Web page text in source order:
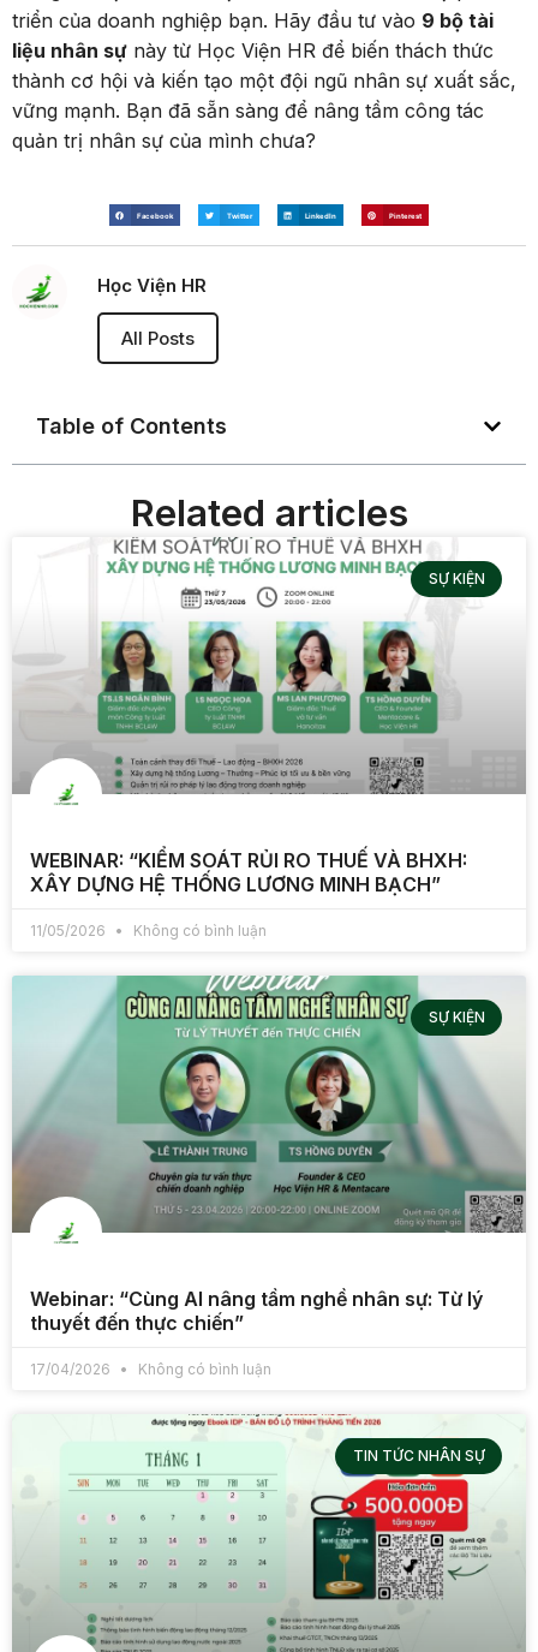
triển của doanh nghiệp bạn. Hãy đầu tư vào 9 bộ tài
liệu nhân sự này từ Học Viện HR để biến thách thức
thành cơ hội và kiến tạo một đội ngũ nhân sự xuất sắc,
vững mạnh. Bạn đã sẵn sàng để nâng tầm công tác
quản trị nhân sự của mình chưa?
Facebook Twitter LinkedIn Pinterest
Học Viện HR
All Posts
Table of Contents
Related articles
SỰ KIỆN
WEBINAR: “KIỂM SOÁT RỦI RO THUẾ VÀ BHXH:
XÂY DỰNG HỆ THỐNG LƯƠNG MINH BẠCH”
11/05/2026 Không có bình luận
SỰ KIỆN
Webinar: “Cùng AI nâng tầm nghề nhân sự: Từ lý
thuyết đến thực chiến”
17/04/2026 Không có bình luận
TIN TỨC NHÂN SỰ